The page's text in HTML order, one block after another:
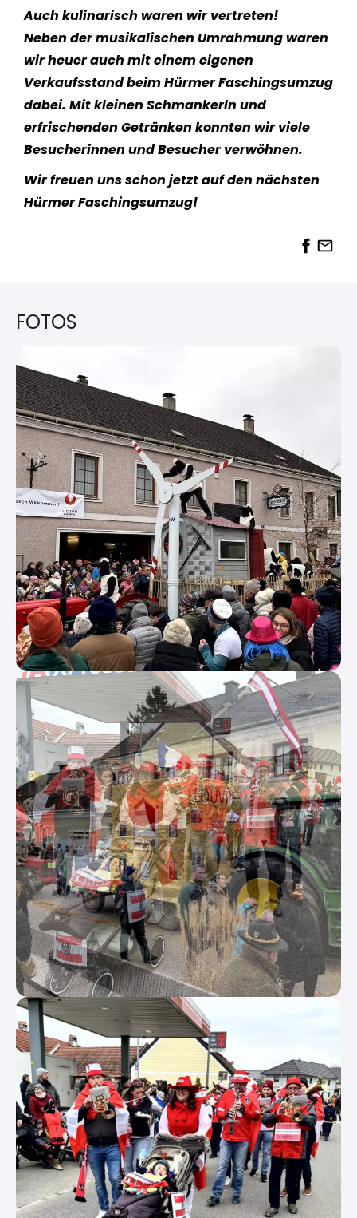
Auch kulinarisch waren wir vertreten!
Neben der musikalischen Umrahmung waren
wir heuer auch mit einem eigenen
Verkaufsstand beim Hürmer Faschingsumzug
dabei. Mit kleinen Schmankerln und
erfrischenden Getränken konnten wir viele
Besucherinnen und Besucher verwöhnen.
Wir freuen uns schon jetzt auf den nächsten
Hürmer Faschingsumzug!
FOTOS